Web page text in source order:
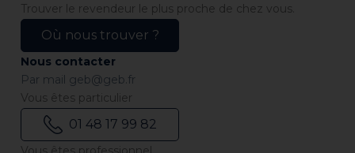
Trouver le revendeur le plus proche de chez vous.
Où nous trouver ?
Nous contacter
Par mail geb@geb.fr
Vous êtes particulier
01 48 17 99 82